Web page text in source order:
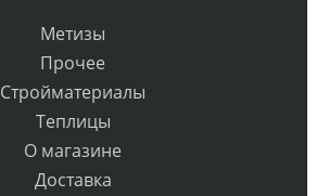
Метизы
Прочее
Стройматериалы
Теплицы
О магазине
Доставка